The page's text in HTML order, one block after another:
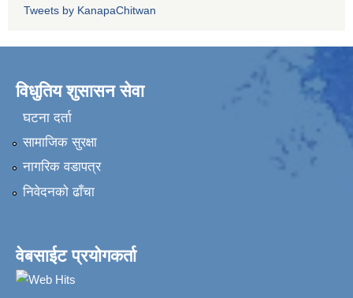
Tweets by KanapaChitwan
विधुतिय शुसासन सेवा
घटना दर्ता
सामाजिक सुरक्षा
नागरिक वडापत्र
निवेदनकाे ढाँचा
वेबसाईट प्रयोगकर्ता